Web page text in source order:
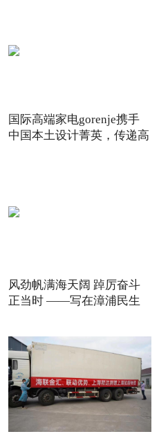
国际高端家电gorenje携手
中国本土设计菁英，传递高
风劲帆满海天阔 踔厉奋斗
正当时 ——写在漳浦民生